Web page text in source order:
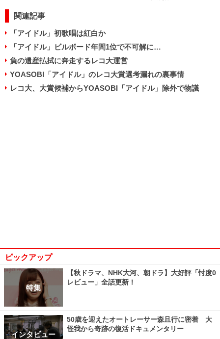
関連記事
「アイドル」初歌唱は紅白か
「アイドル」ビルボード年間1位で不可解に…
負の遺産払拭に奔走するレコ大運営
YOASOBI「アイドル」のレコ大賞選考漏れの裏事情
レコ大、大賞候補からYOASOBI「アイドル」除外で物議
ピックアップ
特集
【秋ドラマ、NHK大河、朝ドラ】大好評「忖度0
レビュー」全話更新！
インタビュー
50歳を迎えたオートレーサー森且行に密着 大
怪我から奇跡の復活ドキュメンタリー